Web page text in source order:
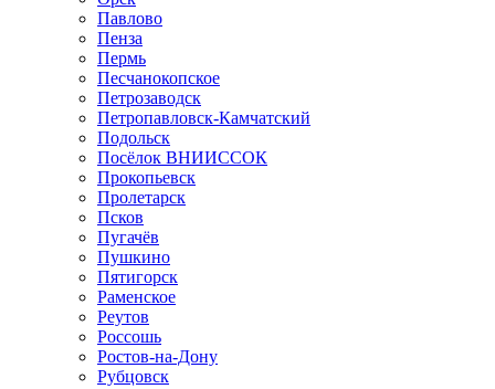
Павлово
Пенза
Пермь
Песчанокопское
Петрозаводск
Петропавловск-Камчатский
Подольск
Посёлок ВНИИССОК
Прокопьевск
Пролетарск
Псков
Пугачёв
Пушкино
Пятигорск
Раменское
Реутов
Россошь
Ростов-на-Дону
Рубцовск